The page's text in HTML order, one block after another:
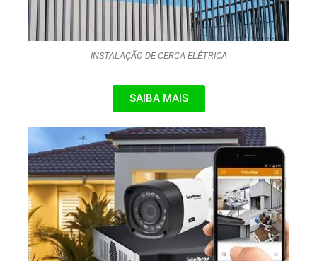
INSTALAÇÃO DE CERCA ELÉTRICA
SAIBA MAIS